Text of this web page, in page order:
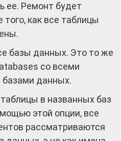
ее. Ремонт будет
того, как все таблицы
базы данных. Это то же
со всеми
данных.
в названных баз
этой опции, все
рассматриваются